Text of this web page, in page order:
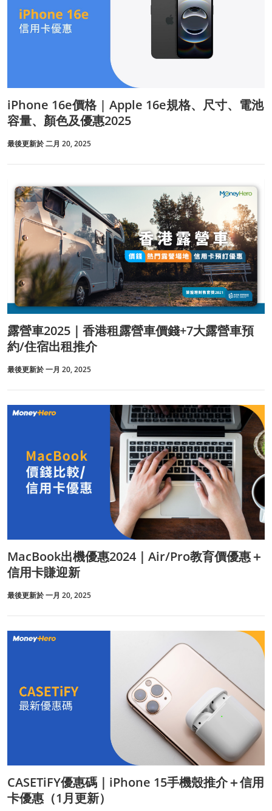
iPhone 16e價格 | Apple 16e規格、尺寸、電池
容量、顏色及優惠2025
最後更新於 二月 20, 2025
露營車2025｜香港租露營車價錢+7大露營車預
約/住宿出租推介
最後更新於 一月 20, 2025
MacBook出機優惠2024｜Air/Pro教育價優惠＋
信用卡賺迎新
最後更新於 一月 20, 2025
CASETiFY優惠碼｜iPhone 15手機殼推介＋信用
卡優惠（1月更新）